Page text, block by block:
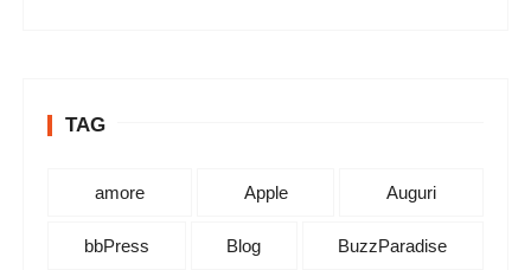
TAG
amore Apple Auguri
bbPress Blog BuzzParadise